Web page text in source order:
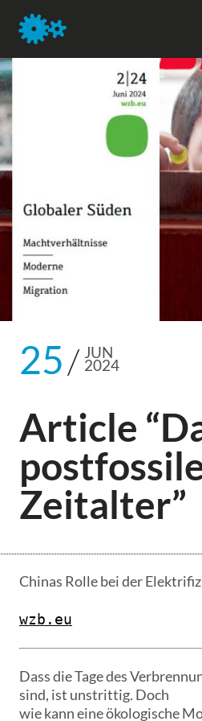
25 JUN
2024
Article
Zeitalter”
Chinas Rolle bei der
wzb.eu
Dass die Tage des
sind, ist unstrittig. Doch
wie kann eine ökologische